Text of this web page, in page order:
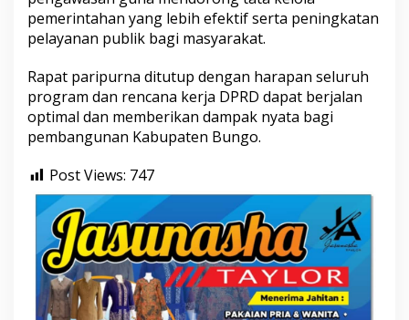
pemerintahan yang lebih efektif serta peningkatan
pelayanan publik bagi masyarakat.
Rapat paripurna ditutup dengan harapan seluruh
program dan rencana kerja DPRD dapat berjalan
optimal dan memberikan dampak nyata bagi
pembangunan Kabupaten Bungo.
Post Views: 747